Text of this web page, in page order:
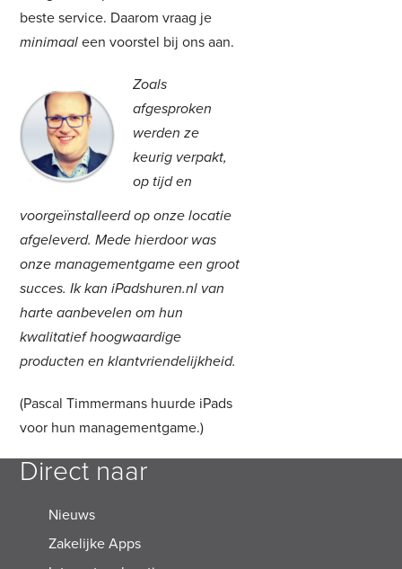
beste service. Daarom vraag je
minimaal een voorstel bij ons aan.
Zoals
afgesproken
werden ze
keurig verpakt,
op tijd en
voorgeïnstalleerd op onze locatie
afgeleverd. Mede hierdoor was
onze managementgame een groot
succes. Ik kan iPadshuren.nl van
harte aanbevelen om hun
kwalitatief hoogwaardige
producten en klantvriendelijkheid.
(Pascal Timmermans huurde iPads
voor hun managementgame.)
Direct naar
Nieuws
Zakelijke Apps